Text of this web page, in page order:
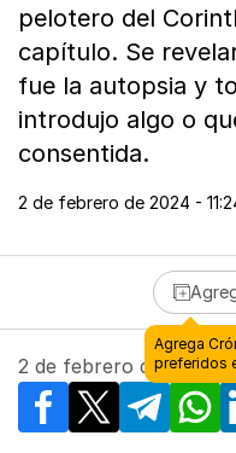
pelotero del
capítulo. Se
fue la autopsia y
introdujo algo o
consentida.
2 de febrero de 2024 -
2 de febrero de 2024 -
Facebook
X Telegram